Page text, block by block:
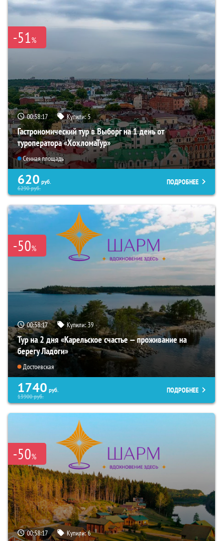
-51%
00:58:16 Купили:5
Гастрономический тур в Выборг на 1 день от
туроператора «ХохломаТур»
Сенная площадь
620 руб.
6290руб.
ПОДРОБНЕЕ
-50%
00:58:16 Купили:39
Тур на 2 дня «Карельское счастье — проживание на
берегу Ладоги»
Достоевская
1740 руб.
13900руб.
ПОДРОБНЕЕ
-50%
00:58:16 Купили:6